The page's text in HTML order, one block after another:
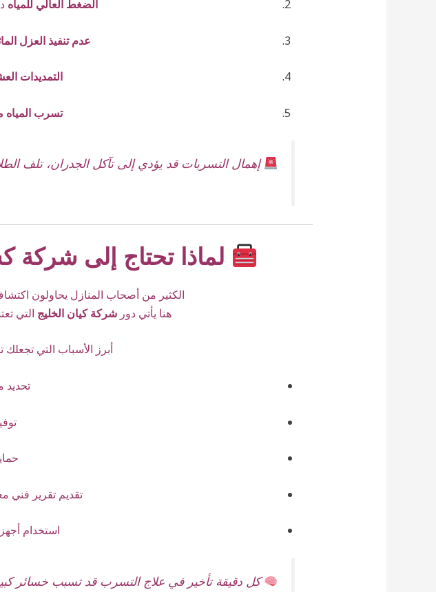
الضغط العالي للمياه
عدم تنفيذ العزل
التمديدات
تسرب المياه
إهمال التسربات قد يؤدي إلى تآكل الجدران، تلف
لماذا تحتاج إلى
الكثير من أصحاب المنازل يحاولون
هنا يأتي دور شركة كيان الخليج التي
أبرز الأسباب التي
تحديد
تقديم تقرير فني
استخدام
كل دقيقة تأخير في علاج التسرب قد تسبب خسائر